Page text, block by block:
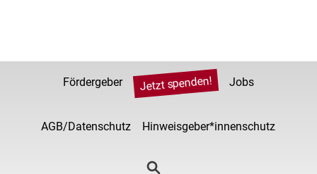
Fördergeber Jetzt spenden! Jobs
AGB/Datenschutz Hinweisgeber*innenschutz